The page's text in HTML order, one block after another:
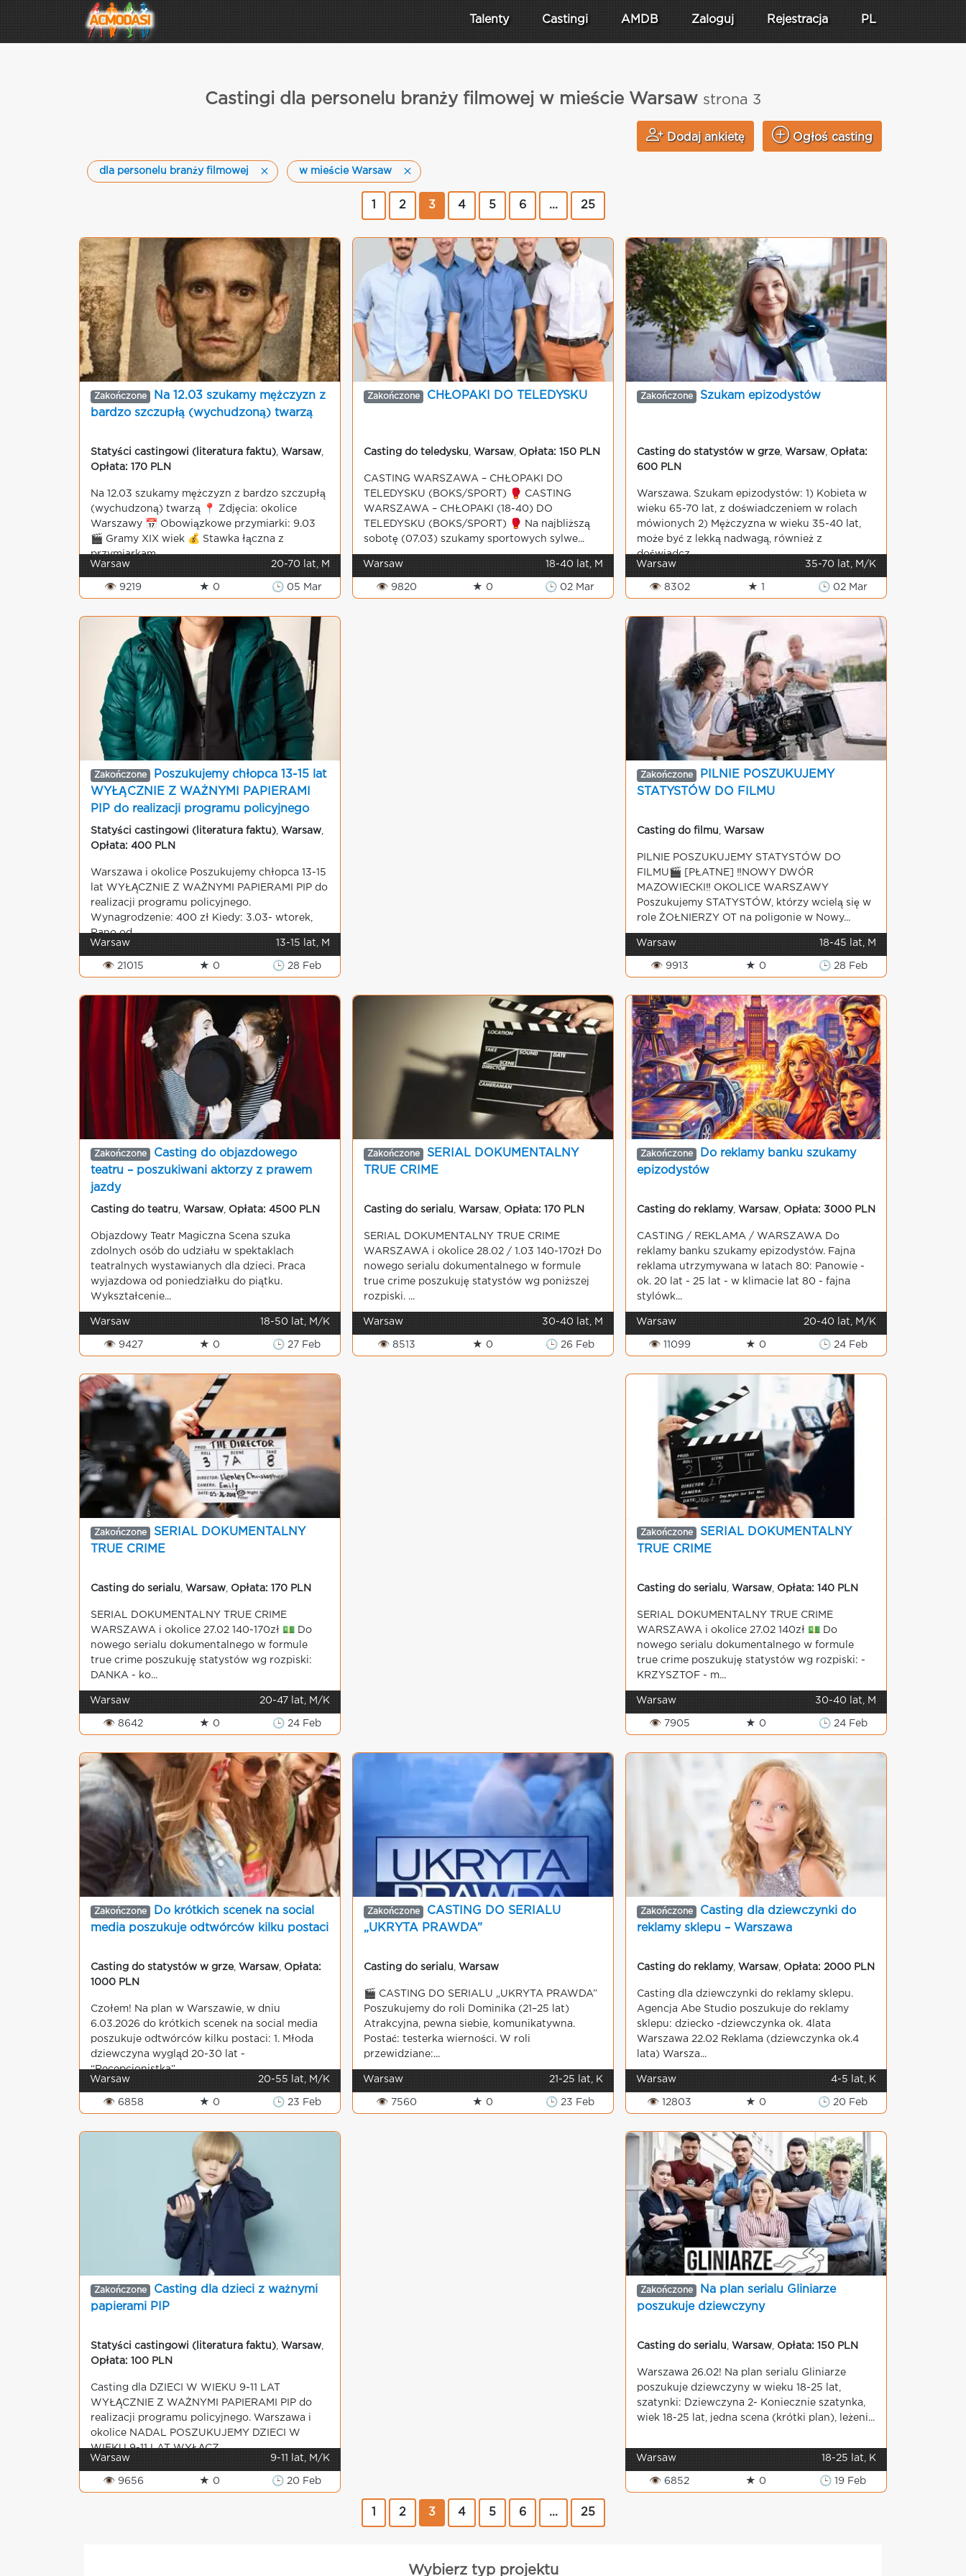
Talenty Castingi AMDB Zaloguj Rejestracja PL
Castingi dla personelu branży filmowej w mieście Warsaw strona 3
Dodaj ankietę Ogłoś casting
dla personelu branży filmowej w mieście Warsaw
2 3 4 5 6 ... 25
Zakończone
Na 12.03 szukamy mężczyzn z
bardzo szczupłą (wychudzoną) twarzą
Statyści castingowi (literatura faktu) Warsaw
Opłata: 170 PLN
Na 12.03 szukamy mężczyzn z bardzo szczupłą
(wychudzoną) twarzą 📍 Zdjęcia: okolice
Warszawy 📅 Obowiązkowe przymiarki: 9.03
🎬 Gramy XIX wiek 💰 Stawka łączna z
przymiarkam...
Warsaw
20-70 lat, M
👁 9219 ★ 0 🕒 05 Mar
Zakończone CHŁOPAKI DO TELEDYSKU
Casting do teledysku Warsaw Opłata: 150 PLN
CASTING WARSZAWA – CHŁOPAKI DO
TELEDYSKU (BOKS/SPORT) 🥊 CASTING
WARSZAWA – CHŁOPAKI (18-40) DO
TELEDYSKU (BOKS/SPORT) 🥊 Na najbliższą
sobotę (07.03) szukamy sportowych sylwe...
Warsaw 18-40 lat, M
👁 9820 ★ 0 🕒 02 Mar
Zakończone Szukam epizodystów
Casting do statystów w grze, Warsaw
Opłata:
600 PLN
Warszawa. Szukam epizodystów: 1) Kobieta w
wieku 65-70 lat, z doświadczeniem w rolach
mówionych 2) Mężczyzna w wieku 35-40 lat,
może być z lekką nadwagą, również z
doświadcz...
Warsaw
35-70 lat, M/K
👁 8302 ★ 1 🕒 02 Mar
Zakończone
Poszukujemy chłopca 13-15 lat
WYŁĄCZNIE Z WAŻNYMI PAPIERAMI
PIP do realizacji programu policyjnego
Statyści castingowi (literatura faktu) Warsaw
Opłata: 400 PLN
Warszawa i okolice Poszukujemy chłopca 13-15
lat WYŁĄCZNIE Z WAŻNYMI PAPIERAMI PIP do
realizacji programu policyjnego.
Wynagrodzenie: 400 zł Kiedy: 3.03- wtorek,
Rano od ...
Warsaw
13-15 lat, M
👁 21015 ★ 0 🕒 28 Feb
Zakończone
PILNIE POSZUKUJEMY
STATYSTÓW DO FILMU
Casting do filmu Warsaw
PILNIE POSZUKUJEMY STATYSTÓW DO
FILMU🎬 [PŁATNE] ‼️NOWY DWÓR
MAZOWIECKI‼️ OKOLICE WARSZAWY
Poszukujemy STATYSTÓW, którzy wcielą się w
role ŻOŁNIERZY OT na poligonie w Nowy...
Warsaw 18-45 lat, M
👁 9913 ★ 0 🕒 28 Feb
Zakończone
Casting do objazdowego
teatru – poszukiwani aktorzy z prawem
jazdy
Casting do teatru Warsaw Opłata: 4500 PLN
Objazdowy Teatr Magiczna Scena szuka
zdolnych osób do udziału w spektaklach
teatralnych wystawianych dla dzieci. Praca
wyjazdowa od poniedziałku do piątku.
Wykształcenie...
Warsaw 18-50 lat, M/K
👁 9427 ★ 0 🕒 27 Feb
Zakończone
SERIAL DOKUMENTALNY
TRUE CRIME
Casting do serialu Warsaw Opłata: 170 PLN
SERIAL DOKUMENTALNY TRUE CRIME
WARSZAWA i okolice 28.02 / 1.03 140-170zł Do
nowego serialu dokumentalnego w formule
true crime poszukuję statystów wg poniższej
rozpiski. ...
Warsaw 30-40 lat, M
👁 8513 ★ 0 🕒 26 Feb
Zakończone
Do reklamy banku szukamy
epizodystów
Casting do reklamy, Warsaw Opłata: 3000 PLN
CASTING / REKLAMA / WARSZAWA Do
reklamy banku szukamy epizodystów. Fajna
reklama utrzymywana w latach 80: Panowie -
ok. 20 lat - 25 lat - w klimacie lat 80 - fajna
stylówk...
Warsaw 20-40 lat, M/K
👁 11099 ★ 0 🕒 24 Feb
Zakończone
SERIAL DOKUMENTALNY
TRUE CRIME
Casting do serialu Warsaw Opłata: 170 PLN
SERIAL DOKUMENTALNY TRUE CRIME
WARSZAWA i okolice 27.02 140-170zł 💵 Do
nowego serialu dokumentalnego w formule
true crime poszukuję statystów wg rozpiski:
DANKA - ko...
Warsaw 20-47 lat, M/K
👁 8642 ★ 0 🕒 24 Feb
Zakończone
SERIAL DOKUMENTALNY
TRUE CRIME
Casting do serialu Warsaw Opłata: 140 PLN
SERIAL DOKUMENTALNY TRUE CRIME
WARSZAWA i okolice 27.02 140zł 💵 Do
nowego serialu dokumentalnego w formule
true crime poszukuję statystów wg rozpiski: -
KRZYSZTOF - m...
Warsaw 30-40 lat, M
👁 7905 ★ 0 🕒 24 Feb
Zakończone
Do krótkich scenek na social
media poszukuje odtwórców kilku postaci
Casting do statystów w grze, Warsaw
Opłata:
1000 PLN
Czołem! Na plan w Warszawie, w dniu
6.03.2026 do krótkich scenek na social media
poszukuje odtwórców kilku postaci: 1. Młoda
dziewczyna wygląd 20-30 lat -
“Recepcjonistka” ...
Warsaw
20-55 lat, M/K
👁 6858 ★ 0 🕒 23 Feb
Zakończone
CASTING DO SERIALU
„UKRYTA PRAWDA”
Casting do serialu Warsaw
🎬 CASTING DO SERIALU „UKRYTA PRAWDA”
Poszukujemy do roli Dominika (21–25 lat)
Atrakcyjna, pewna siebie, komunikatywna.
Postać: testerka wierności. W roli
przewidziane:...
Warsaw 21-25 lat, K
👁 7560 ★ 0 🕒 23 Feb
Zakończone
Casting dla dziewczynki do
reklamy sklepu – Warszawa
Casting do reklamy, Warsaw Opłata: 2000 PLN
Casting dla dziewczynki do reklamy sklepu.
Agencja Abe Studio poszukuje do reklamy
sklepu: dziecko -dziewczynka ok. 4lata
Warszawa 22.02 Reklama (dziewczynka ok.4
lata) Warsza...
Warsaw 4-5 lat, K
👁 12803 ★ 0 🕒 20 Feb
Zakończone
Casting dla dzieci z ważnymi
papierami PIP
Statyści castingowi (literatura faktu) Warsaw
Opłata: 100 PLN
Casting dla DZIECI W WIEKU 9-11 LAT
WYŁĄCZNIE Z WAŻNYMI PAPIERAMI PIP do
realizacji programu policyjnego. Warszawa i
okolice NADAL POSZUKUJEMY DZIECI W
WIEKU 9-11 LAT WYŁĄCZ...
Warsaw
9-11 lat, M/K
👁 9656 ★ 0 🕒 20 Feb
Zakończone
Na plan serialu Gliniarze
poszukuje dziewczyny
Casting do serialu Warsaw Opłata: 150 PLN
Warszawa 26.02! Na plan serialu Gliniarze
poszukuje dziewczyny w wieku 18-25 lat,
szatynki: Dziewczyna 2- Koniecznie szatynka,
wiek 18-25 lat, jedna scena (krótki plan), leżeni...
Warsaw 18-25 lat, K
👁 6852 ★ 0 🕒 19 Feb
2 3 4 5 6 ... 25
Wybierz typ projektu